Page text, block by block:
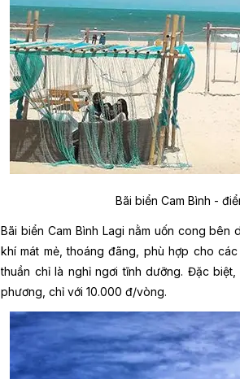
Bãi biển Cam Bình -
Bãi biển Cam Bình Lagi nằm uốn cong
khí mát mẻ, thoáng đãng, phù hợp cho
thuần chỉ là nghỉ ngơi tĩnh dưỡng. Đặc
phương, chỉ với 10.000 đ/vòng.